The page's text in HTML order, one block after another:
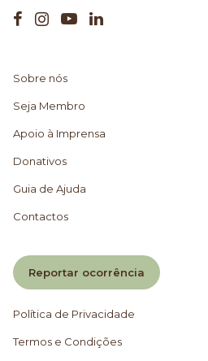
Sobre nós
Seja Membro
Apoio à Imprensa
Donativos
Guia de Ajuda
Contactos
Reportar ocorrência
Política de Privacidade
Termos e Condições